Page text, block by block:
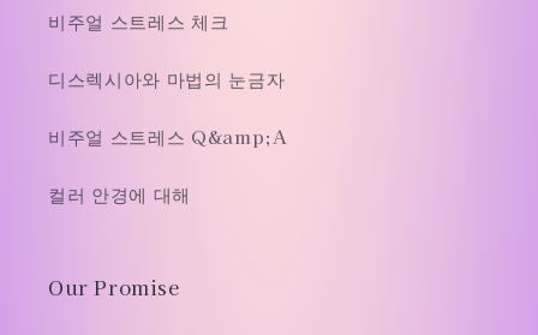
비주얼 스트레스 체크
디스렉시아와 마법의 눈금자
비주얼 스트레스 Q&amp;A
컬러 안경에 대해
Our Promise